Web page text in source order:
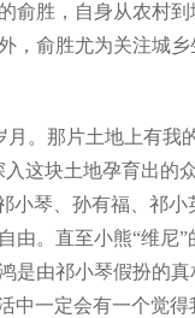
胜，自身从农村
俞胜尤为关注城
。那片土地上有我
这块土地孕育出的
琴、孙有福、祁
。直至小熊“维尼
是由祁小琴假扮的
中一定会有一个觉